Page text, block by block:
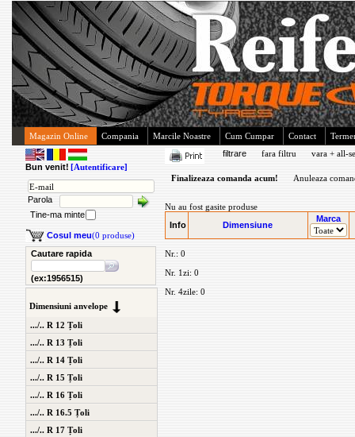
Magazin Online Compania Marcile Noastre Cum Cumpar Contact
Bun venit! [Autentificare]
Parola
Tine-ma minte
Cosul meu(0 produse)
Cautare rapida
(ex:1956515)
Dimensiuni anvelope
.../.. R 12 Țoli
.../.. R 13 Țoli
.../.. R 14 Țoli
.../.. R 15 Țoli
.../.. R 16 Țoli
.../.. R 16.5 Țoli
.../.. R 17 Țoli
filtrare fara filtru vara + all-
Finalizeaza comanda acum! Anuleaza
Nu au fost gasite produse
Info
Dimensiune
Marca
Nr.: 0
Nr. 1zi: 0
Nr. 4zile: 0